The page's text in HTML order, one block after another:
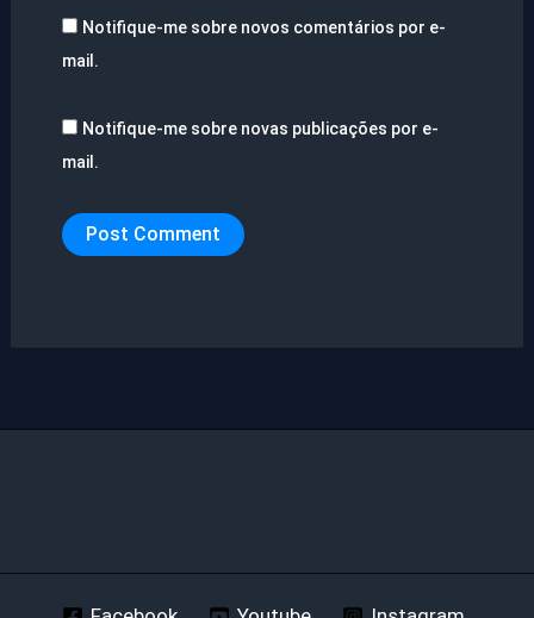
Notifique-me sobre novos comentários por e-
mail.
Notifique-me sobre novas publicações por e-
mail.